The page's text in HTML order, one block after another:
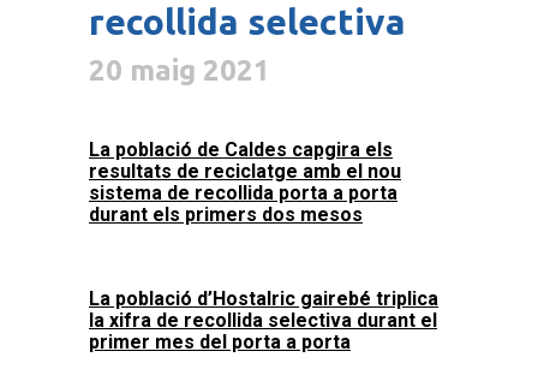
recollida selectiva
20 maig 2021
La població de Caldes capgira els
resultats de reciclatge amb el nou
sistema de recollida porta a porta
durant els primers dos mesos
La població d’Hostalric gairebé triplica
la xifra de recollida selectiva durant el
primer mes del porta a porta